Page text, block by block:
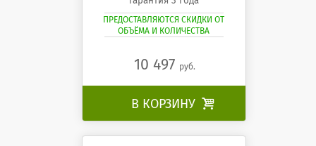
ПРЕДОСТАВЛЯЮТСЯ СКИДКИ ОТ
ОБЪЁМА И КОЛИЧЕСТВА
10 497 руб.
В КОРЗИНУ 